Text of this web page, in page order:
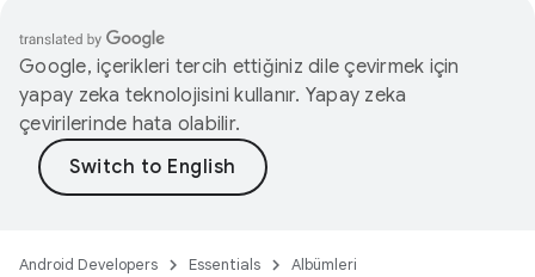
Google, içerikleri tercih ettiğiniz dile çevirmek için
yapay zeka teknolojisini kullanır. Yapay zeka
çevirilerinde hata olabilir.
Android Developers Essentials Albümleri